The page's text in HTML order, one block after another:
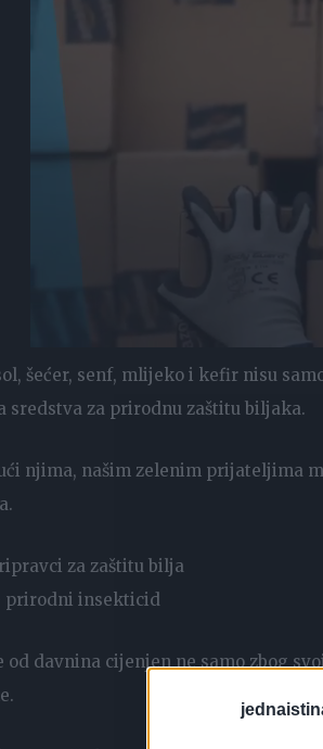
šećer, senf, mlijeko i kefir nisu
sredstva za prirodnu zaštitu biljaka.
njima, našim zelenim prijateljima
za zaštitu bilja
prirodni insekticid
od davnina cijenjen ne samo zbog